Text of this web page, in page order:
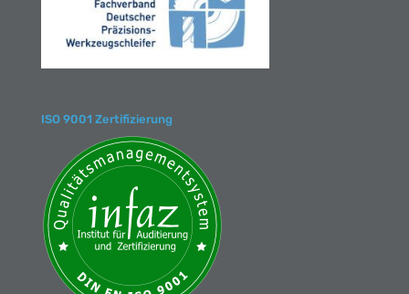
ISO 9001 Zertifizierung